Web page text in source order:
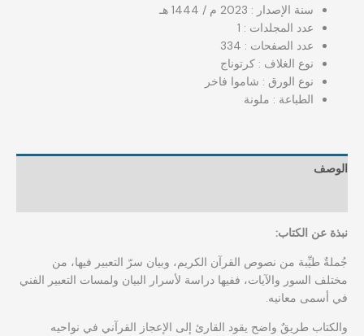
سنة الإصدار : 2023 م / 1444 هـ
عدد المجلدات : 1
عدد الصفحات : 334
نوع الغلاف : كرتوناج
نوع الورق : شاموا فاخر
الطباعة : ملونة
الوصف
نبذة عن الكتاب:
جُملةٌ طيِّبة من نصوص القرآن الكريم، وبيان سرّ التعبير فيها، من
مختلف السور والآيات، ففيها دراسة لأسرار البيان ولمسات التعبير الفني
في أسمى معانيه.
والكتاب طريقٌ واضح يقود القارئ إلى الإعجاز القرآني في نواحيه